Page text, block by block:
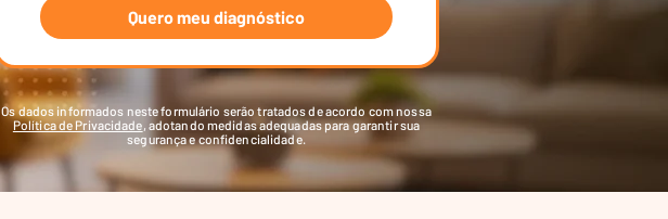
Quero meu diagnóstico
Os dados informados neste formulário serão tratados de acordo com nossa
Política de Privacidade, adotando medidas adequadas para garantir sua
segurança e confidencialidade.